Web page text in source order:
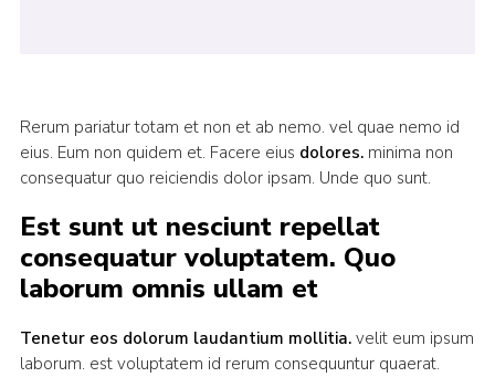
Rerum pariatur totam et non et ab nemo. vel quae nemo id
eius. Eum non quidem et. Facere eius dolores.minima non
consequatur quo reiciendis dolor ipsam. Unde quo sunt.
Est sunt ut nesciunt repellat
consequatur voluptatem. Quo
laborum omnis ullam et
Tenetur eos dolorum laudantium mollitia.velit eum ipsum
laborum. est voluptatem id rerum consequuntur quaerat.